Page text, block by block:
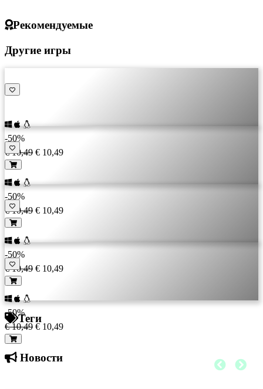
Рекомендуемые
Другие игры
-50%
€ 10,49 € 10,49
-50%
€ 10,49 € 10,49
-50%
€ 10,49 € 10,49
-50%
€ 10,49 € 10,49
Теги
Hовости